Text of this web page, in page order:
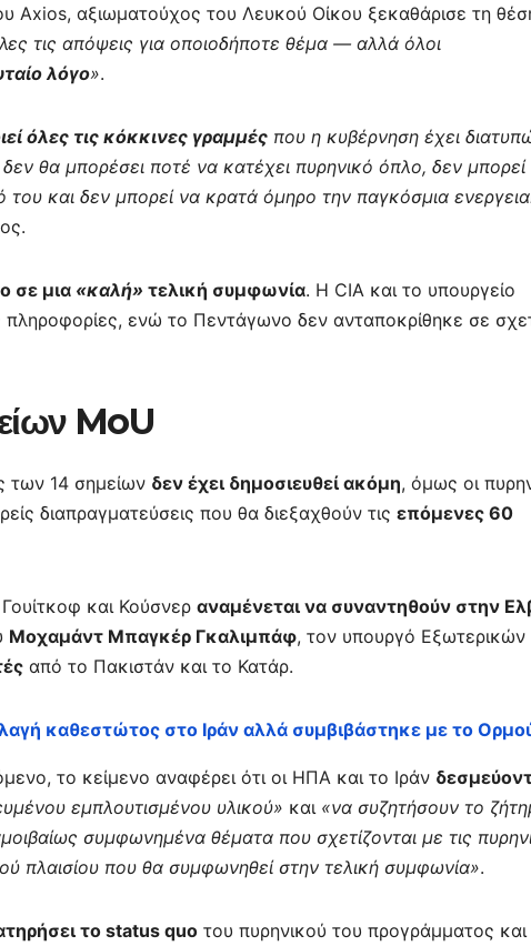
Axios, αξιωματούχος του Λευκού Οίκου ξεκαθάρισε τη
τις απόψεις για οποιοδήποτε θέμα — αλλά όλοι
λόγο».
όλες τις κόκκινες γραμμές που η κυβέρνηση έχει
θα μπορέσει ποτέ να κατέχει πυρηνικό όπλο, δεν
του και δεν μπορεί να κρατά όμηρο την παγκόσμια
σε μια «καλή» τελική συμφωνία. Η CIA και το υπουργείο
ενώ το Πεντάγωνο δεν ανταποκρίθηκε σε
MoU
των 14 σημείων δεν έχει δημοσιευθεί ακόμη, όμως οι
διαπραγματεύσεις που θα διεξαχθούν τις επόμενες 60
και Κούσνερ αναμένεται να συναντηθούν στην
Μοχαμάντ Μπαγκέρ Γκαλιμπάφ, τον υπουργό Εξωτερικών
από το Πακιστάν και το Κατάρ.
καθεστώτος στο Ιράν αλλά συμβιβάστηκε με το
το κείμενο αναφέρει ότι οι ΗΠΑ και το Ιράν
εμπλουτισμένου υλικού» και «να συζητήσουν το
συμφωνημένα θέματα που σχετίζονται με τις
πλαισίου που θα συμφωνηθεί στην τελική συμφωνία».
το status quo του πυρηνικού του προγράμματος